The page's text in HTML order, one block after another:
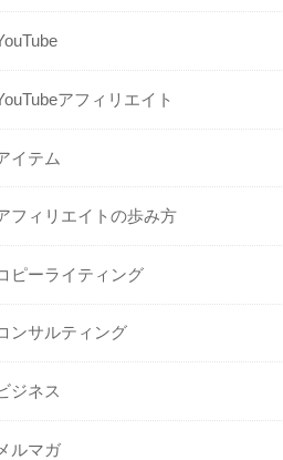
アフィリエイト
イテム
フィリエイトの歩み方
ピーライティング
ンサルティング
ジネス
メルマガ